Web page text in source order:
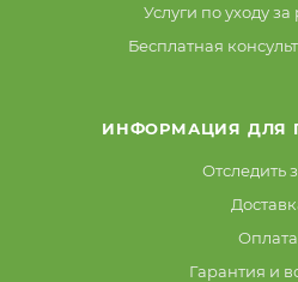
Услуги по уходу
Бесплатная
ИНФОРМАЦИЯ ДЛЯ
Отследить
Оплата
Гарантия и